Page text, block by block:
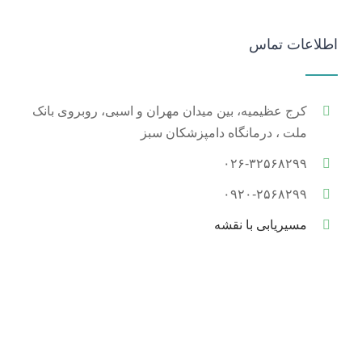
اطلاعات تماس
کرج عظیمیه، بین میدان مهران و اسبی، روبروی بانک
ملت ، درمانگاه دامپزشکان سبز
۰۲۶-۳۲۵۶۸۲۹۹
۰۹۲۰-۲۵۶۸۲۹۹
مسیریابی با نقشه